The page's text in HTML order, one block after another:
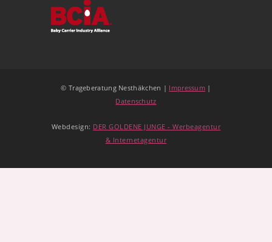
© Trageberatung Nesthäkchen | Impressum |
Datenschutz
Webdesign: DER GOLDENE JUNGE - Werbeagentur
& Internetagentur